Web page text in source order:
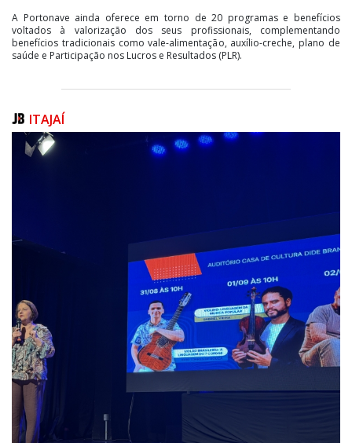
A Portonave ainda oferece em torno de 20 programas e benefícios
voltados à valorização dos seus profissionais, complementando
benefícios tradicionais como vale-alimentação, auxílio-creche, plano de
saúde e Participação nos Lucros e Resultados (PLR).
O Programa de Diversidade, Equidade e Inclusão (DEI), coordenado pelo
10 (Redução das Desigualdades Sociais) e traz as ações que incluem
treinamentos com temas sobre vieses inconscientes, segurança
psicológica e privilégios estruturais. A iniciativa também prevê a busca
ativa por mulheres para cargos operacionais – um setor historicamente
O Programa de Movimentação visacapacitar os profissionais em níveis
técnicos, de Assistente, Analista e Especialista. Com duração de 12
meses, as aulas são ministradas por profissionais do próprio Terminal.
A Formação APEC édestinada a gestores e especialistas. Por este, a
Portonave custeia cursos na área de logística e gestão de portos,
oferecidos Autoridade Portuária na Antuérpia, na Bélgica, para
capacitação dos seus profissionais.
Pelo Líder do Futuro, a empresa oferece treinamentos para supervisores
e gerentes da Portonave, com foco no desenvolvimento de
competências de liderança, comunicação assertiva e saúde mental.
Além disso, a Portonave também oferece Subsídio de 80% à Educação
Continuada a todos os seus profissionais seja para ensino fundamental,
médio, superior, pós-graduação, mestrado, doutorados ou idiomas e
cursos técnicos.
Saúde e Bem-estar
ITAJAÍ